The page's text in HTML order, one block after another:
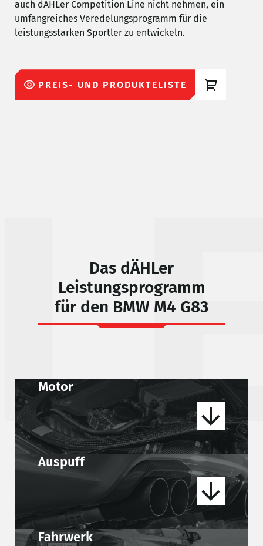
auch dÄHLer Competition Line nicht nehmen, ein
umfangreiches Veredelungsprogramm für die
leistungsstarken Sportler zu entwickeln.
PREIS- UND PRODUKTELISTE
Das dÄHLer
Leistungsprogramm
für den BMW M4 G83
Motor
Auspuff
Fahrwerk